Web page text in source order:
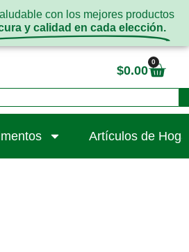
con los mejores productos
y calidad en cada elección.
$0.00
0
Artículos de